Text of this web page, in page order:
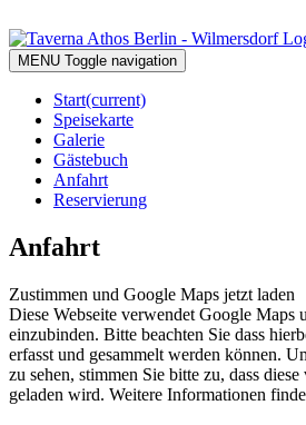
MENU Toggle navigation
Start(current)
Speisekarte
Galerie
Gästebuch
Anfahrt
Reservierung
Anfahrt
Zustimmen und Google Maps jetzt laden
Diese Webseite verwendet Google Maps
einzubinden. Bitte beachten Sie dass
erfasst und gesammelt werden können.
zu sehen, stimmen Sie bitte zu, dass
geladen wird. Weitere Informationen